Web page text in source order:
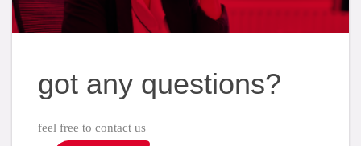
got any questions?
feel free to contact us